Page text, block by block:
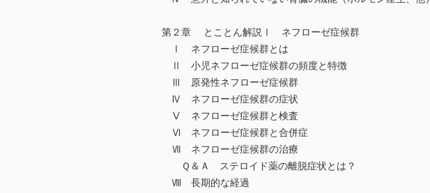
第２章 とことん解説Ⅰ ネフローゼ症候群
Ⅰ ネフローゼ症候群とは
Ⅱ 小児ネフローゼ症候群の頻度と特徴
Ⅲ 原発性ネフローゼ症候群
Ⅳ ネフローゼ症候群の症状
Ⅴ ネフローゼ症候群と検査
Ⅵ ネフローゼ症候群と合併症
Ⅶ ネフローゼ症候群の治療
Ｑ＆Ａ ステロイド薬の離脱症状とは？
Ⅷ 長期的な経過